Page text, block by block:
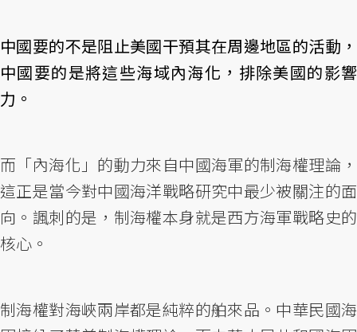
中國要的不是阻止美國干預其在周邊地區的活動，
中國要的是將這些海域內海化，排除美國的影響
力。
而「內海化」的動力來自中國海軍的制海權理論，
這正是當今對中國海洋戰略研究中最少被關注的面
向。諷刺的是，制海權本身就是西方海軍戰略史的
核心。
制海權對海峽兩岸都是純粹的舶來品。中華民國海